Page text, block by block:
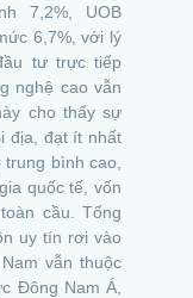
7,2%, UOB
6,7%, với lý
tư trực tiếp
nghệ cao vẫn
cho thấy sự
địa, đạt ít nhất
bình cao,
quốc tế, vốn
cầu. Tổng
uy tín rơi vào
vẫn thuộc
Đông Nam Á,